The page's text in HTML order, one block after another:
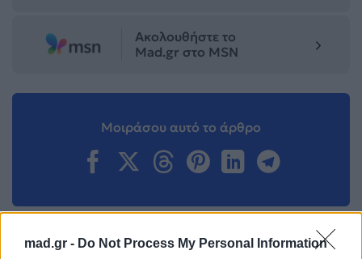
mad.gr - Do Not Process My Personal Information
Ακολουθήστε το
Mad.gr στο MSN
Μοιράσου αυτό το άρθρο
Προηγούμενο Επόμενο